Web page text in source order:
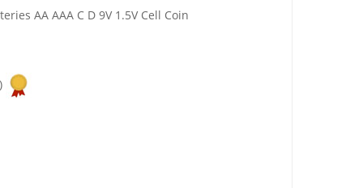
AA AAA C D 9V 1.5V Cell Coin